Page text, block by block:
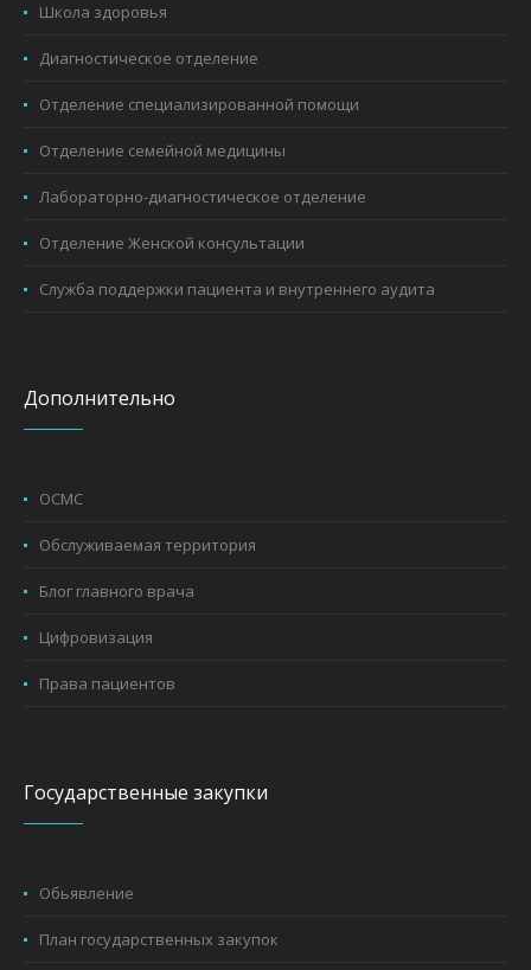
Школа здоровья
Диагностическое отделение
Отделение специализированной помощи
Отделение семейной медицины
Лабораторно-диагностическое отделение
Отделение Женской консультации
Служба поддержки пациента и внутреннего аудита
Дополнительно
ОСМС
Обслуживаемая территория
Блог главного врача
Цифровизация
Права пациентов
Государственные закупки
Обьявление
План государственных закупок